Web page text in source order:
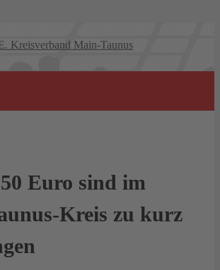
Euro sind im
Kreis zu kurz